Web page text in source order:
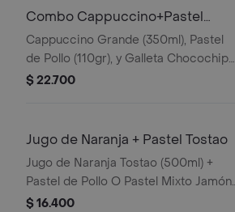
especias y diversión en cada sorbo.
Combo Cappuccino+Pastel
Pollo+Galleta
Cappuccino Grande (350ml), Pastel
de Pollo (110gr), y Galleta Chocochips
o avena (50gr)
$ 22.700
Jugo de Naranja + Pastel Tostao
Jugo de Naranja Tostao (500ml) +
Pastel de Pollo O Pastel Mixto Jamón
Y Queso (110gr)
$ 16.400